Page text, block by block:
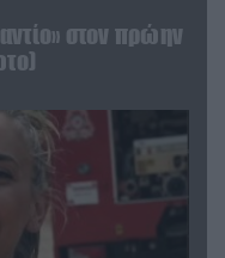
στον πρώην